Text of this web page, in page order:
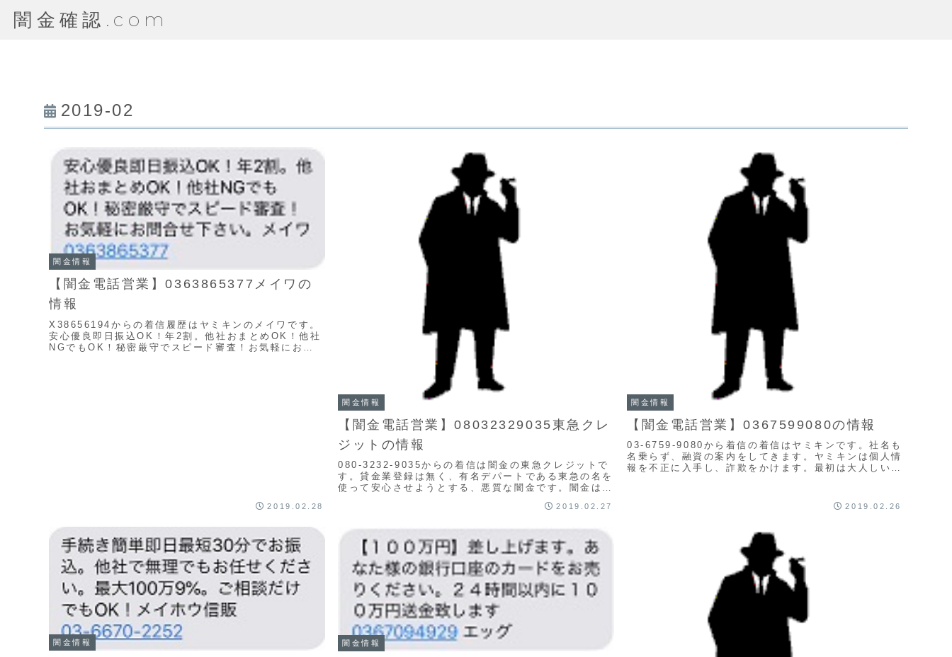
闇金確認.com
2019-02
闇金情報
【闇金電話営業】0363865377メイワの
情報
X38656194からの着信履歴はヤミキンのメイワです。
安心優良即日振込OK！年2割。他社おまとめOK！他社
NGでもOK！秘密厳守でスピード審査！お気軽にお問
2019.02.28
闇金情報
【闇金電話営業】08032329035東急クレ
ジットの情報
080-3232-9035からの着信は闇金の東急クレジットで
す。貸金業登録は無く、有名デパートである東急の名を
使って安心させようとする、悪質な闇金です。闇金は個
2019.02.27
闇金情報
【闇金電話営業】0367599080の情報
03-6759-9080から着信の着信はヤミキンです。社名も
名乗らず、融資の案内をしてきます。ヤミキンは個人情
報を不正に入手し、詐欺をかけます。最初は大人しい物
2019.02.26
闇金情報 闇金情報